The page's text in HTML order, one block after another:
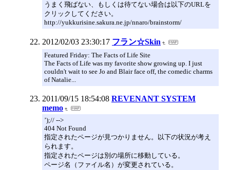
うまく飛ばない、もしくは待てない場合は以下のURLを
クリックしてください。
http://yukkurisine.sakura.ne.jp/nnaro/brainstorm/
2012/02/03 23:30:17 フラン☆Skin
Featured Friday: The Facts of Life Site
The Facts of Life was my favorite show growing up. I just
couldn't wait to see Jo and Blair face off, the comedic charms
of Natalie...
2011/09/15 18:54:08 REVENANT SYSTEM
memo
’);// -->
404 Not Found
指定されたページが見つかりません。以下の状況が考え
られます。
指定されたページは別の場所に移動している。
ページ名（ファイル名）が変更されている。